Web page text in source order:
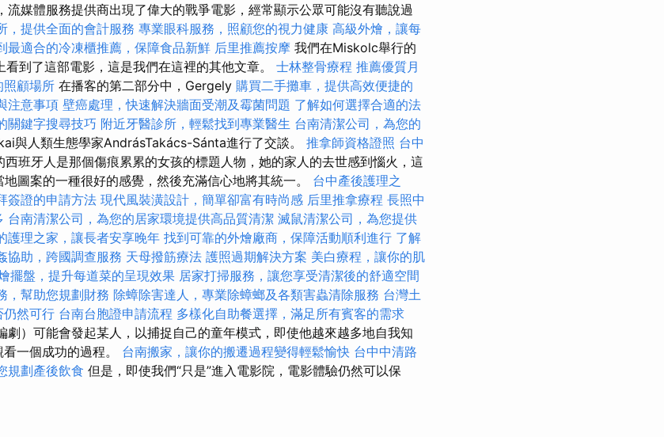
流媒體服務提供商出現了偉大的戰爭電影，經常顯示公眾可能沒有聽說過
，提供全面的會計服務 專業眼科服務，照顧您的視力健康 高級外燴，讓每
最適合的冷凍櫃推薦，保障食品新鮮 后里推薦按摩 我們在Miskolc舉行的
到了這部電影，這是我們在這裡的其他文章。 士林整骨療程 推薦優質月
照顧場所 在播客的第二部分中，Gergely 購買二手攤車，提供高效便捷的
注意事項 壁癌處理，快速解決牆面受潮及霉菌問題 了解如何選擇合適的法
關鍵字搜尋技巧 附近牙醫診所，輕鬆找到專業醫生 台南清潔公司，為您的
與人類生態學家AndrásTakács-Sánta進行了交談。 推拿師資格證照 台中
西班牙人是那個傷痕累累的女孩的標題人物，她的家人的去世感到惱火，這
圖案的一種很好的感覺，然後充滿信心地將其統一。 台中產後護理之
簽證的申請方法 現代風裝潢設計，簡單卻富有時尚感 后里推拿療程 長照中
台南清潔公司，為您的居家環境提供高品質清潔 滅鼠清潔公司，為您提供
護理之家，讓長者安享晚年 找到可靠的外燴廠商，保障活動順利進行 了解
協助，跨國調查服務 天母撥筋療法 護照過期解決方案 美白療程，讓你的肌
擺盤，提升每道菜的呈現效果 居家打掃服務，讓您享受清潔後的舒適空間
，幫助您規劃財務 除蟑除害達人，專業除蟑螂及各類害蟲清除服務 台灣土
仍然可行 台南台胞證申請流程 多樣化自助餐選擇，滿足所有賓客的需求
）可能會發起某人，以捕捉自己的童年模式，即使他越來越多地自我知
一個成功的過程。 台南搬家，讓你的搬遷過程變得輕鬆愉快 台中中清路
規劃產後飲食 但是，即使我們“只是”進入電影院，電影體驗仍然可以保